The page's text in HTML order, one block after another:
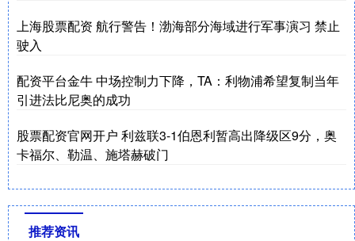
上海股票配资 航行警告！渤海部分海域进行军事演习 禁止
驶入
配资平台金牛 中场控制力下降，TA：利物浦希望复制当年
引进法比尼奥的成功
股票配资官网开户 利兹联3-1伯恩利暂高出降级区9分，奥
卡福尔、勒温、施塔赫破门
推荐资讯